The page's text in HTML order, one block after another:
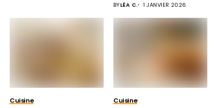
BYLÉA C. 1 JANVIER 2026
Cuisine Cuisine